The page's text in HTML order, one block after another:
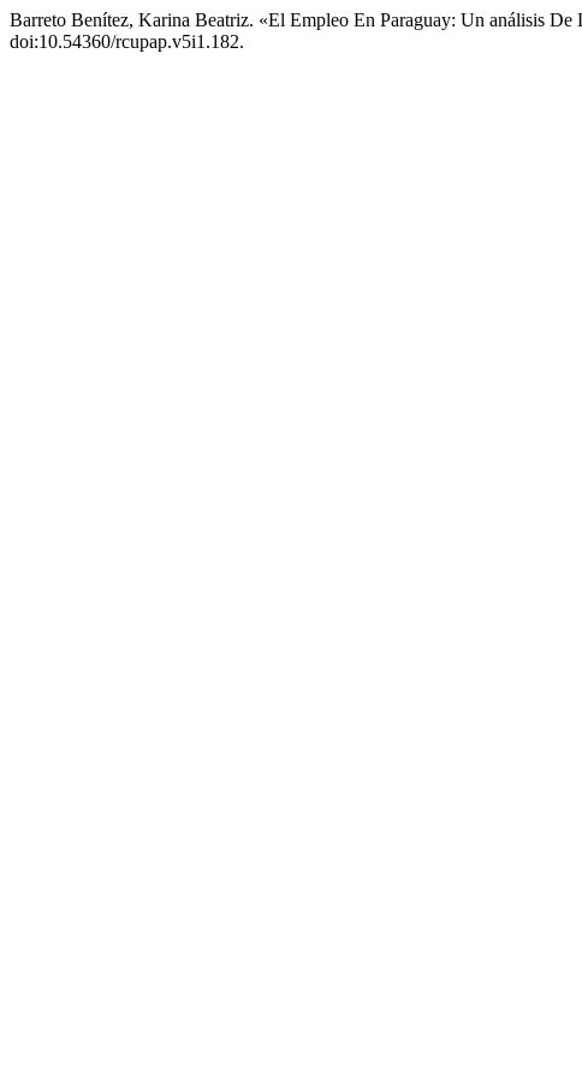
Barreto Benítez, Karina Beatriz. «El Empleo En Paraguay: Un análisis
doi:10.54360/rcupap.v5i1.182.